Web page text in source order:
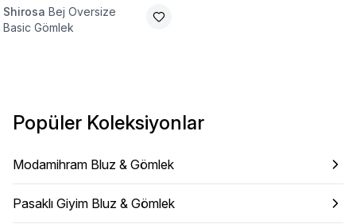
Shirosa Bej Oversize
Basic Gömlek
Popüler Koleksiyonlar
Modamihram Bluz & Gömlek
Pasaklı Giyim Bluz & Gömlek